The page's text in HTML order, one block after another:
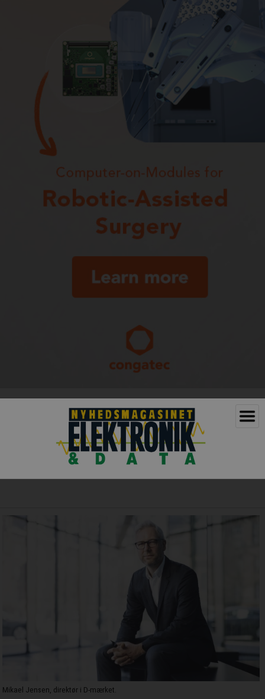
Mikael Jensen, direktør i D-mærket.